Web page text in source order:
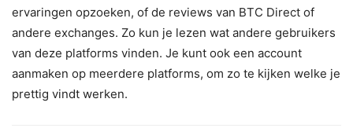
ervaringen opzoeken, of de reviews van BTC Direct of
andere exchanges. Zo kun je lezen wat andere gebruikers
van deze platforms vinden. Je kunt ook een account
aanmaken op meerdere platforms, om zo te kijken welke je
prettig vindt werken.